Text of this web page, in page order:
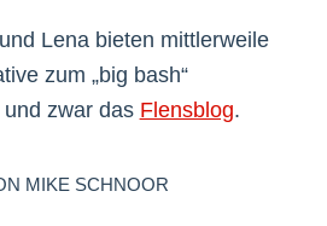
Lena bieten mittlerweile
zum „big bash“
zwar das Flensblog.
MIKE SCHNOOR